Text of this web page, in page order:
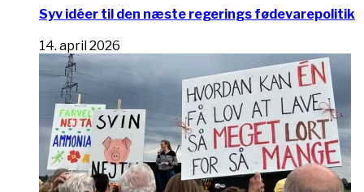
Syv idéer til den næste regerings fødevarepolitik
14. april 2026